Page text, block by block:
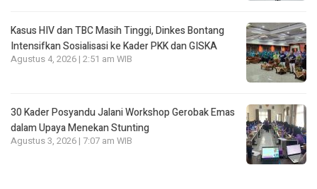
Kasus HIV dan TBC Masih Tinggi, Dinkes Bontang
Intensifkan Sosialisasi ke Kader PKK dan GISKA
Agustus 4, 2026 | 2:51 am WIB
30 Kader Posyandu Jalani Workshop Gerobak Emas
dalam Upaya Menekan Stunting
Agustus 3, 2026 | 7:07 am WIB